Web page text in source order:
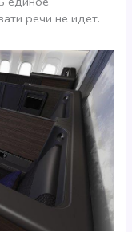
речи не идет.